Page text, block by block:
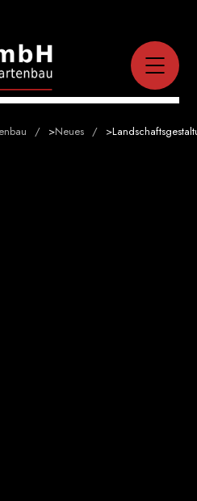
>Neues >